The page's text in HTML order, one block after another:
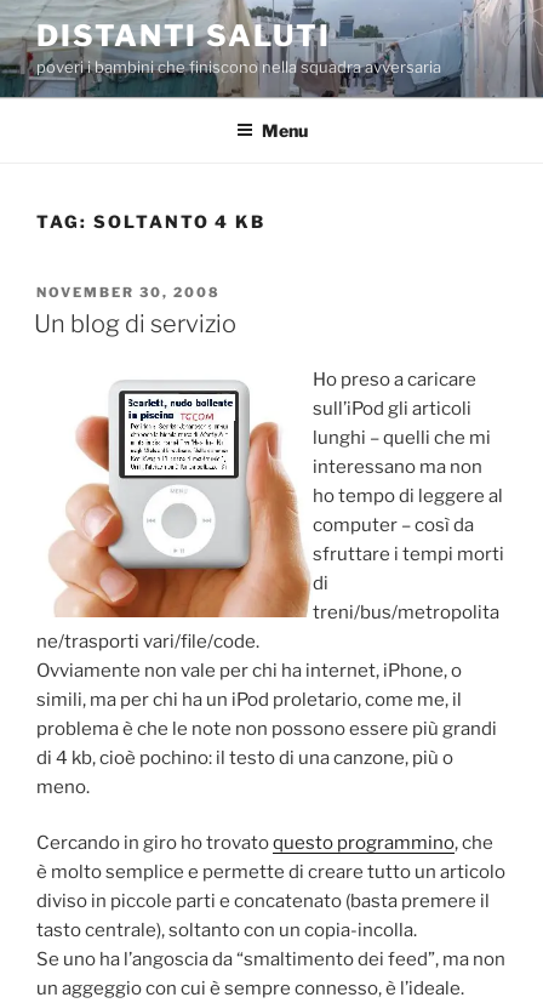
Skip
to
content
DISTANTI SALUTI
poveri i bambini che finiscono nella squadra avversaria
Menu
TAG: SOLTANTO 4 KB
POSTED
ON
NOVEMBER 30, 2008
Un blog di servizio
Ho preso a caricare
sull’iPod gli articoli
lunghi – quelli che mi
interessano ma non
ho tempo di leggere al
computer – così da
sfruttare i tempi morti
di
treni/bus/metropolita
ne/trasporti vari/file/code.
Ovviamente non vale per chi ha internet, iPhone, o
simili, ma per chi ha un iPod proletario, come me, il
problema è che le note non possono essere più grandi
di 4 kb, cioè pochino: il testo di una canzone, più o
meno.
Cercando in giro ho trovatoquesto programmino, che
è molto semplice e permette di creare tutto un articolo
diviso in piccole parti e concatenato (basta premere il
tasto centrale), soltanto con un copia-incolla.
Se uno ha l’angoscia da “smaltimento dei feed”, ma non
un aggeggio con cui è sempre connesso, è l’ideale.